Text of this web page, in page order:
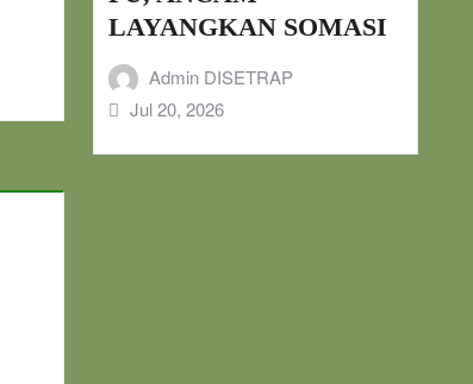
LAYANGKAN SOMASI
Admin DISETRAP
Jul 20, 2026